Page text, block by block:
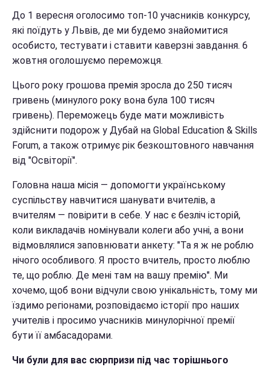
До 1 вересня оголосимо топ-10 учасників конкурсу,
які поїдуть у Львів, де ми будемо знайомитися
особисто, тестувати і ставити каверзні завдання. 6
жовтня оголошуємо переможця.
Цього року грошова премія зросла до 250 тисяч
гривень (минулого року вона була 100 тисяч
гривень). Переможець буде мати можливість
здійснити подорож у Дубай на Global Education & Skills
Forum, а також отримує рік безкоштовного навчання
від "Освіторії".
Головна наша місія — допомогти українському
суспільству навчитися шанувати вчителів, а
вчителям — повірити в себе. У нас є безліч історій,
коли викладачів номінували колеги або учні, а вони
відмовлялися заповнювати анкету: "Та я ж не роблю
нічого особливого. Я просто вчитель, просто люблю
те, що роблю. Де мені там на вашу премію". Ми
хочемо, щоб вони відчули свою унікальність, тому ми
їздимо регіонами, розповідаємо історії про наших
учителів і просимо учасників минулорічної премії
бути її амбасадорами.
Чи були для вас сюрпризи під час торішнього